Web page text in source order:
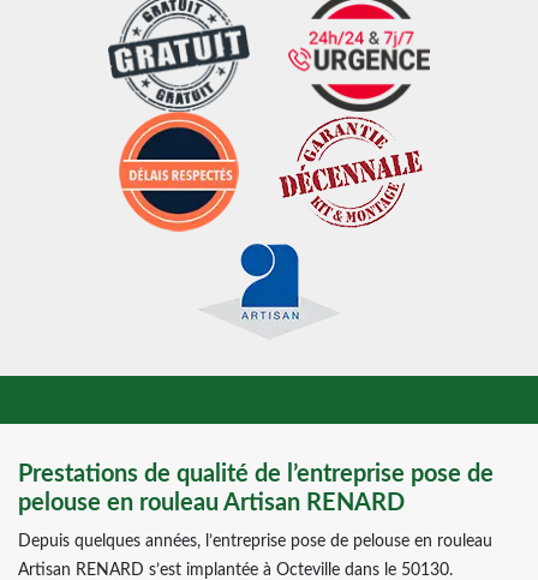
Prestations de qualité de l’entreprise pose de
pelouse en rouleau Artisan RENARD
Depuis quelques années, l’entreprise pose de pelouse en rouleau
Artisan RENARD s’est implantée à Octeville dans le 50130.